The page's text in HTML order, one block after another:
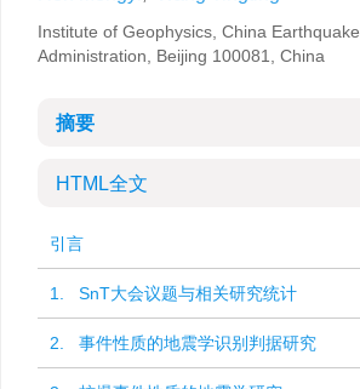
Institute of Geophysics, China Earthquake
Administration, Beijing 100081, China
摘要
HTML全文
引言
1. SnT大会议题与相关研究统计
2. 事件性质的地震学识别判据研究